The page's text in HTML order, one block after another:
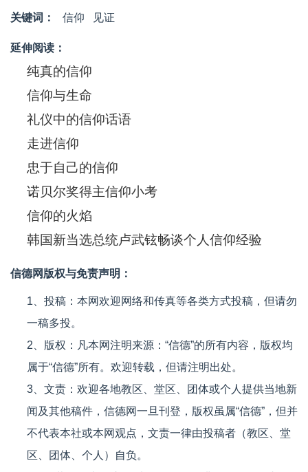
关键词： 信仰 见证
延伸阅读：
纯真的信仰
信仰与生命
礼仪中的信仰话语
走进信仰
忠于自己的信仰
诺贝尔奖得主信仰小考
信仰的火焰
韩国新当选总统卢武铉畅谈个人信仰经验
信德网版权与免责声明：
1、投稿：本网欢迎网络和传真等各类方式投稿，但请勿
一稿多投。
2、版权：凡本网注明来源：“信德”的所有内容，版权均
属于“信德”所有。欢迎转载，但请注明出处。
3、文责：欢迎各地教区、堂区、团体或个人提供当地新
闻及其他稿件，信德网一旦刊登，版权虽属“信德”，但并
不代表本社或本网观点，文责一律由投稿者（教区、堂
区、团体、个人）自负。